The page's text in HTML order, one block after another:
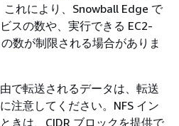
これにより、Snowball Edge で
スの数や、実行できる EC2-
数が制限される場合がありま
で転送されるデータは、転送
注意してください。NFS イン
きは、CIDR ブロックを提供で